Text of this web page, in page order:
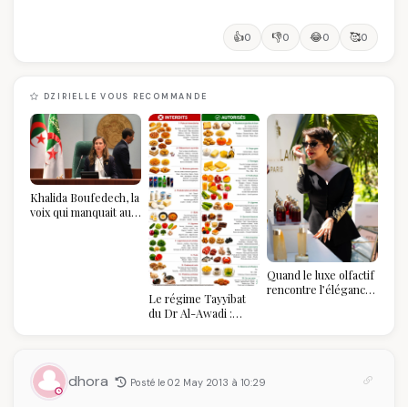
👍0 👎0 😂0 🥰0
DZIRIELLE VOUS RECOMMANDE
Khalida Boufedech, la
voix qui manquait au
Le régime Tayyibat
du Dr Al-Awadi :
vraiment savoir
Quand le luxe olfactif
rencontre l’élégance
dhora Posté le 02 May 2013 à 10:29